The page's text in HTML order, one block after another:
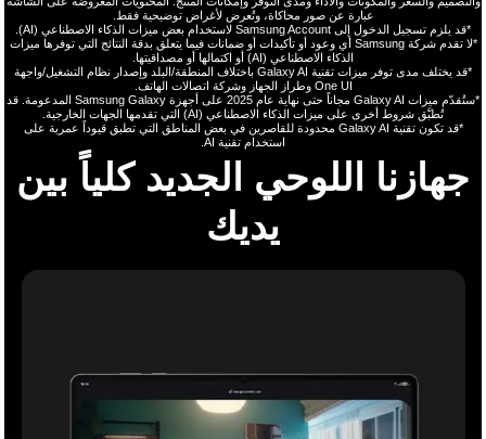
عبارة عن صور محاكاة، وتُعرض لأغراض توضيحية فقط.
*قد يلزم تسجيل الدخول إلى Samsung Account لاستخدام بعض ميزات الذكاء الاصطناعي (AI).
*لا تقدم شركة Samsung أي وعود أو تأكيدات أو ضمانات فيما يتعلق بدقة النتائج التي توفرها ميزات
الذكاء الاصطناعي (AI) أو اكتمالها أو مصداقيتها.
*قد يختلف مدى توفر ميزات تقنية Galaxy AI باختلاف المنطقة/البلد وإصدار نظام التشغيل/واجهة
One UI وطراز الجهاز وشركة اتصالات الهاتف.
*ستُقدّم ميزات Galaxy AI مجاناً حتى نهاية عام 2025 على أجهزة Samsung Galaxy المدعومة. قد
تُطبَّق شروط أخرى على ميزات الذكاء الاصطناعي (AI) التي تقدمها الجهات الخارجية.
*قد تكون تقنية Galaxy AI محدودة للقاصرين في بعض المناطق التي تطبق قيوداً عمرية على
استخدام تقنية AI.
جهازنا اللوحي الجديد كلياً بين
يديك